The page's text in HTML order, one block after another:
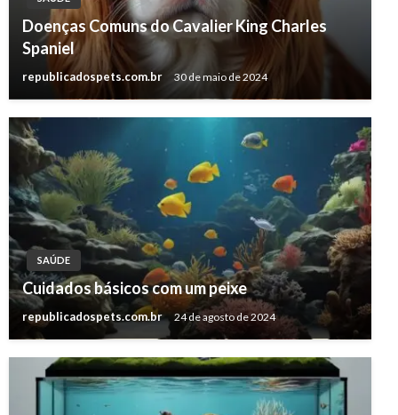
Doenças Comuns do Cavalier King Charles
Spaniel
republicadospets.com.br 30 de maio de 2024
SAÚDE
Cuidados básicos com um peixe
republicadospets.com.br 24 de agosto de 2024